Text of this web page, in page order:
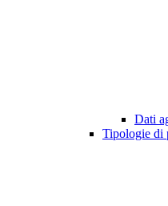
Dati
Tipologie di